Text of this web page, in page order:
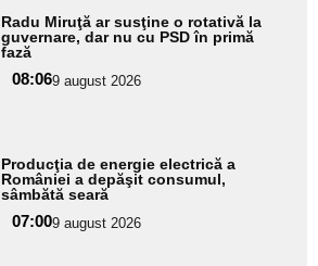
Radu Miruţă ar susţine o rotativă la
guvernare, dar nu cu PSD în primă
fază
08:069 august 2026
Producţia de energie electrică a
României a depăşit consumul,
sâmbătă seară
07:009 august 2026